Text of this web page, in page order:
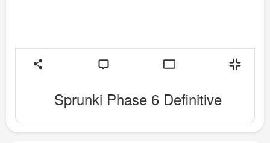
Sprunki Phase 6 Definitive